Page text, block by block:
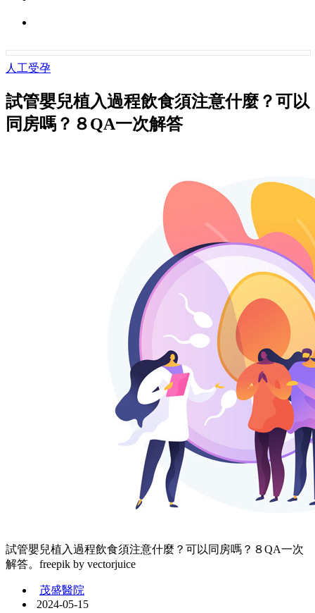
人工受孕
試管嬰兒植入過程飲食須注意什麼？可以
同房嗎？８QA一次解答
試管嬰兒植入過程飲食須注意什麼？可以同房嗎？８QA一次
解答。freepik by vectorjuice
茂盛醫院
2024-05-15